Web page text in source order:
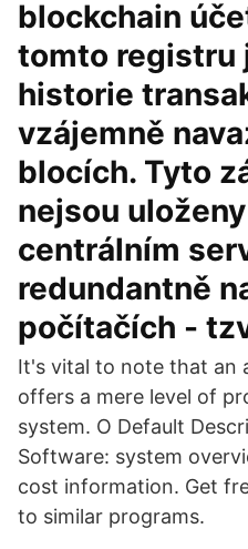
blockchain
tomto registru
historie
vzájemně
blocích. Tyto
nejsou
centrálním
redundantně
počítačích -
It's vital to note that an
offers a mere level of
system. O Default
Software: system
cost information. Get
to similar programs.